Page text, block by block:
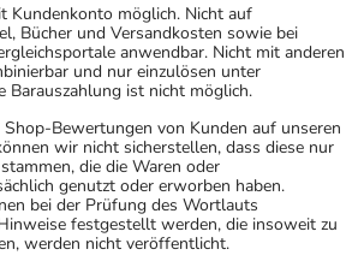
Kundenkonto möglich. Nicht auf
Bücher und Versandkosten sowie bei
anwendbar. Nicht mit anderen
und nur einzulösen unter
Barauszahlung ist nicht möglich.
Bewertungen von Kunden auf unseren
wir nicht sicherstellen, dass diese nur
die die Waren oder
genutzt oder erworben haben.
bei der Prüfung des Wortlauts
festgestellt werden, die insoweit zu
werden nicht veröffentlicht.